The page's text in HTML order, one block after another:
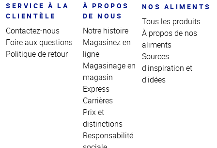
SERVICE À LA
CLIENTÈLE
Contactez-nous
Foire aux questions
Politique de retour
À PROPOS
DE NOUS
Notre histoire
Magasinez en
ligne
Magasinage en
magasin
Express
Carrières
Prix et
distinctions
Responsabilité
NOS ALIMENTS
Tous les produits
À propos de nos
aliments
Sources
d'inspiration et
d'idées